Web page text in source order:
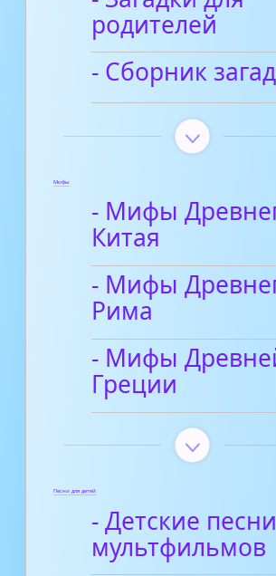
родителей
- Сборник
Мифы
- Мифы
Китая
- Мифы
Рима
- Мифы
Греции
Песни для детей
- Детские
мультфильмов